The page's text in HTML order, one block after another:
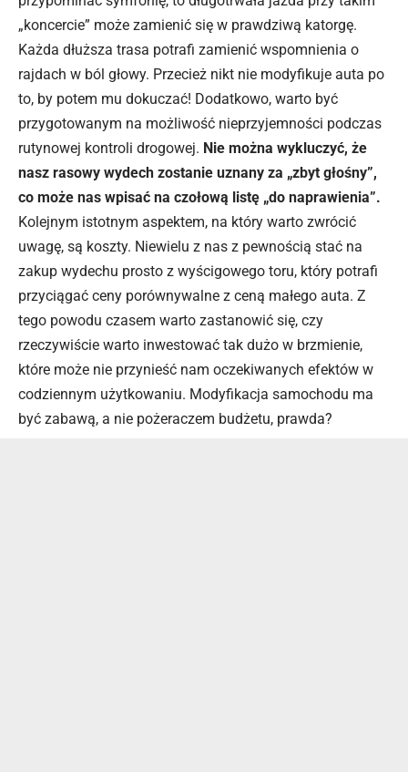
„koncercie” może zamienić się w prawdziwą katorgę.
Każda dłuższa trasa potrafi zamienić wspomnienia o
rajdach w ból głowy. Przecież nikt nie modyfikuje auta po
to, by potem mu dokuczać! Dodatkowo, warto być
przygotowanym na możliwość nieprzyjemności podczas
rutynowej kontroli drogowej. Nie można wykluczyć, że
nasz rasowy wydech zostanie uznany za „zbyt głośny”,
co może nas wpisać na czołową listę „do naprawienia”.
Kolejnym istotnym aspektem, na który warto zwrócić
uwagę, są koszty. Niewielu z nas z pewnością stać na
zakup wydechu prosto z wyścigowego toru, który potrafi
przyciągać ceny porównywalne z ceną małego auta. Z
tego powodu czasem warto zastanowić się, czy
rzeczywiście warto inwestować tak dużo w brzmienie,
które może nie przynieść nam oczekiwanych efektów w
codziennym użytkowaniu. Modyfikacja samochodu ma
być zabawą, a nie pożeraczem budżetu, prawda?